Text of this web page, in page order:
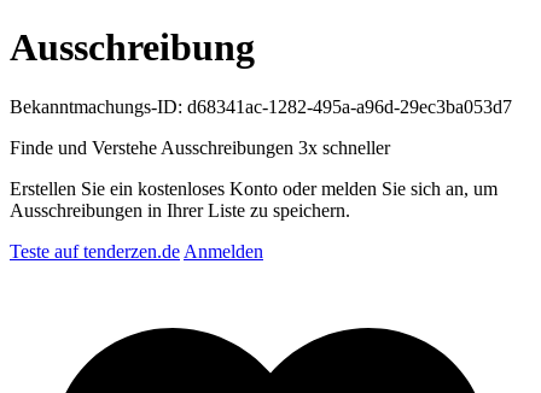
Ausschreibung
Bekanntmachungs-ID: d68341ac-1282-495a-a96d-29ec3ba053d7
Finde und Verstehe Ausschreibungen 3x schneller
Erstellen Sie ein kostenloses Konto oder melden Sie sich an, um
Ausschreibungen in Ihrer Liste zu speichern.
Teste auf tenderzen.de Anmelden